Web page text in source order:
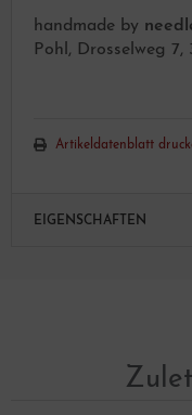
handmade by
Pohl, Drosselweg 7,
Artikeldatenblatt
EIGENSCHAFTEN